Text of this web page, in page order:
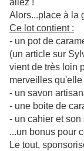
allez !
Alors...place à la
Ce lot contient :
- un pot de
(un article sur
vient de très loin
merveilles
- un savon
- une boite de
- un cahier et
...un bonus pour
Le tout,